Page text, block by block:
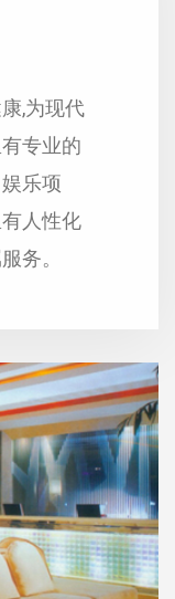
,为现代
专业的
乐项
人性化
务。